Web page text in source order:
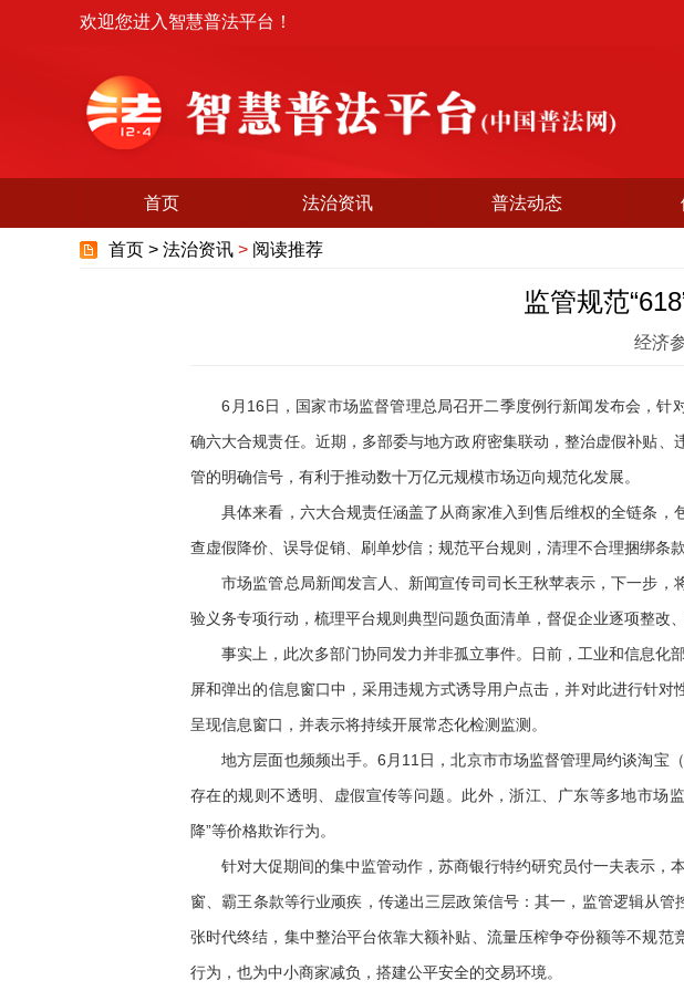
欢迎您进入智慧普法平台！
首页 法治资讯 普法动态
首页 > 法治资讯 > 阅读推荐
监管规范
经济
6月16日，国家市场监督管理总局召开二季度例行新闻发布会，针对
确六大合规责任。近期，多部委与地方政府密集联动，整治虚假补贴
管的明确信号，有利于推动数十万亿元规模市场迈向规范化发展。
具体来看，六大合规责任涵盖了从商家准入到售后维权的全链条，
查虚假降价、误导促销、刷单炒信；规范平台规则，清理不合理捆绑条
市场监管总局新闻发言人、新闻宣传司司长王秋苹表示，下一步，
验义务专项行动，梳理平台规则典型问题负面清单，督促企业逐项整改、
事实上，此次多部门协同发力并非孤立事件。日前，工业和信息化
屏和弹出的信息窗口中，采用违规方式诱导用户点击，并对此进行针
呈现信息窗口，并表示将持续开展常态化检测监测。
地方层面也频频出手。6月11日，北京市市场监督管理局约谈淘宝（
存在的规则不透明、虚假宣传等问题。此外，浙江、广东等多地市场
降”等价格欺诈行为。
针对大促期间的集中监管动作，苏商银行特约研究员付一夫表示，
窗、霸王条款等行业顽疾，传递出三层政策信号：其一，监管逻辑从
张时代终结，集中整治平台依靠大额补贴、流量压榨争夺份额等不规
行为，也为中小商家减负，搭建公平安全的交易环境。